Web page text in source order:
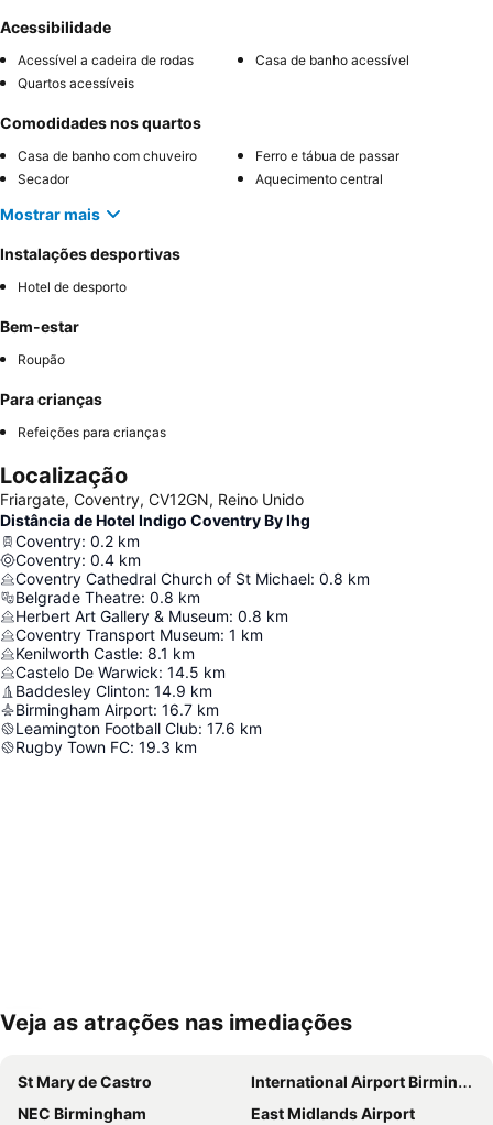
Acessibilidade
Acessível a cadeira de rodas
Casa de banho acessível
Quartos acessíveis
Comodidades nos quartos
Casa de banho com chuveiro
Ferro e tábua de passar
Secador
Aquecimento central
Mostrar mais
Instalações desportivas
Hotel de desporto
Bem-estar
Roupão
Para crianças
Refeições para crianças
Localização
Friargate, Coventry, CV12GN, Reino Unido
Distância de Hotel Indigo Coventry By Ihg
Coventry: 0.2 km
Coventry: 0.4 km
Coventry Cathedral Church of St Michael: 0.8 km
Belgrade Theatre: 0.8 km
Herbert Art Gallery & Museum: 0.8 km
Coventry Transport Museum: 1 km
Kenilworth Castle: 8.1 km
Castelo De Warwick: 14.5 km
Baddesley Clinton: 14.9 km
Birmingham Airport: 16.7 km
Leamington Football Club: 17.6 km
Rugby Town FC: 19.3 km
Ampliar mapa
Veja as atrações nas imediações
St Mary de Castro
International Airport Birmingham
NEC Birmingham
East Midlands Airport